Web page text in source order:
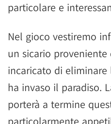
particolare e
Nel gioco vestiremo
un sicario
incaricato di
ha invaso il paradiso.
porterà a termine
particolarmente